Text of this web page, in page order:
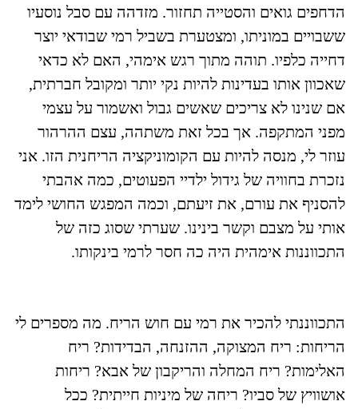
הדחפים גואים והסטייה תחזור. מזדהה עם סבל נוסעיו
ששבויים במוניתו, ומצטערת בשביל רמי שבודאי יוצר
דחייה כלפיו. תוהה מתוך רגש אימהי, האם לא כדאי
שאכוון אותו בעדינות להיות נקי יותר ומקובל חברתית,
אם שנינו לא צריכים שאשים גבול ואשמור על עצמי
מפני המתקפה. אך בכל זאת משתהה, עצם ההרהור
עוזר לי, מנסה להיות עם הקומוניקציה הריחנית הזו. אני
נזכרת בחוויה של גידול ילדיי הפעוטים, כמה אהבתי
להסניף את עורם, את זיעתם, וכמה המפגש החושי לימד
אותי על מצבם וקשר בינינו. שערתי שסוג כזה של
התכווננות אימהית היה כה חסר לרמי בינקותו.
התכווננתי להכיר את רמי עם חוש הריח. מה מספרים לי
הריחות: ריח המצוקה, ההזנחה, הבדידות? ריח
האלימות? ריח המחלה והריקבון של אבא? ריחות
אושוויץ של סביו? ריחה של מיניות חייתית? ככל